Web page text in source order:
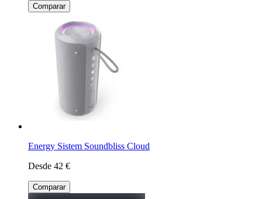
Comparar
Energy Sistem Soundbliss Cloud
Desde 42 €
Comparar